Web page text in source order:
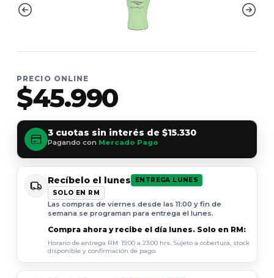
PRECIO ONLINE
$45.990
3 cuotas sin interés de $15.330
Pagando con Mercado Pago
Recíbelo el lunes
ENTREGA LUNES
SOLO EN RM
Las compras de viernes desde las 11:00 y fin de
semana se programan para entrega el lunes.
Compra ahora y recibe el día lunes. Solo en RM:
Horario de entrega RM: 19:00 a 23:00 hrs. Sujeto a cobertura, stock
disponible y confirmación de pago.